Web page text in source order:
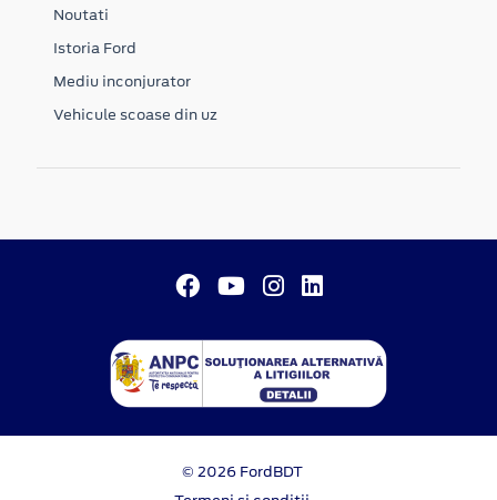
Noutati
Istoria Ford
Mediu inconjurator
Vehicule scoase din uz
© 2026 FordBDT